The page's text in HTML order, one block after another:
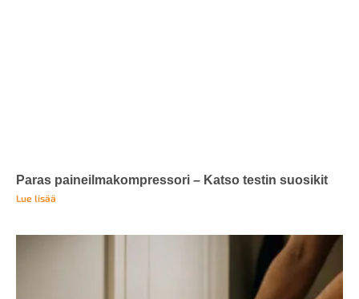
Paras paineilmakompressori – Katso testin suosikit
Lue lisää